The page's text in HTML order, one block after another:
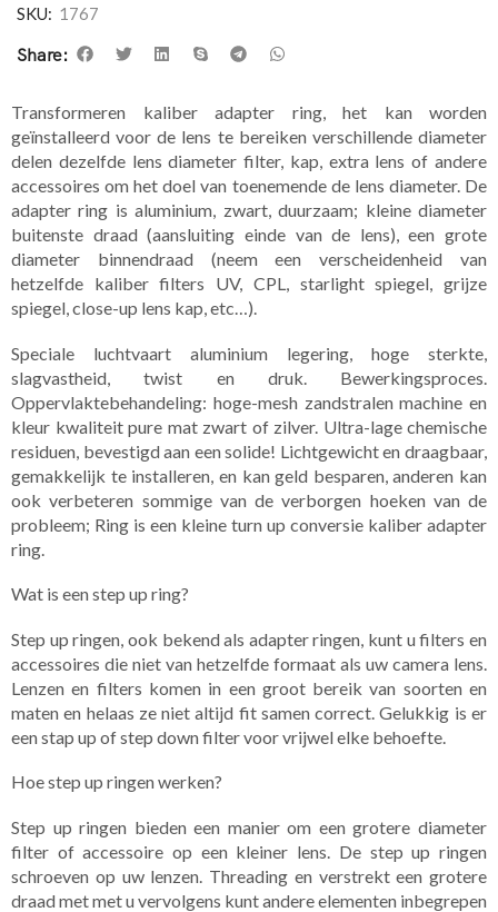
SKU: 1767
Share:
Transformeren kaliber adapter ring, het kan worden
geïnstalleerd voor de lens te bereiken verschillende diameter
delen dezelfde lens diameter filter, kap, extra lens of andere
accessoires om het doel van toenemende de lens diameter. De
adapter ring is aluminium, zwart, duurzaam; kleine diameter
buitenste draad (aansluiting einde van de lens), een grote
diameter binnendraad (neem een verscheidenheid van
hetzelfde kaliber filters UV, CPL, starlight spiegel, grijze
spiegel, close-up lens kap, etc…).
Speciale luchtvaart aluminium legering, hoge sterkte,
slagvastheid, twist en druk. Bewerkingsproces.
Oppervlaktebehandeling: hoge-mesh zandstralen machine en
kleur kwaliteit pure mat zwart of zilver. Ultra-lage chemische
residuen, bevestigd aan een solide! Lichtgewicht en draagbaar,
gemakkelijk te installeren, en kan geld besparen, anderen kan
ook verbeteren sommige van de verborgen hoeken van de
probleem; Ring is een kleine turn up conversie kaliber adapter
ring.
Wat is een step up ring?
Step up ringen, ook bekend als adapter ringen, kunt u filters en
accessoires die niet van hetzelfde formaat als uw camera lens.
Lenzen en filters komen in een groot bereik van soorten en
maten en helaas ze niet altijd fit samen correct. Gelukkig is er
een stap up of step down filter voor vrijwel elke behoefte.
Hoe step up ringen werken?
Step up ringen bieden een manier om een grotere diameter
filter of accessoire op een kleiner lens. De step up ringen
schroeven op uw lenzen. Threading en verstrekt een grotere
draad met met u vervolgens kunt andere elementen inbegrepen